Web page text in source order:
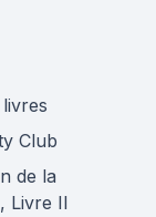
Club
de la
Livre II